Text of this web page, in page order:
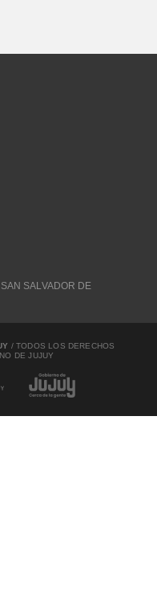
SALVADOR DE
/ TODOS LOS DERECHOS
DE JUJUY